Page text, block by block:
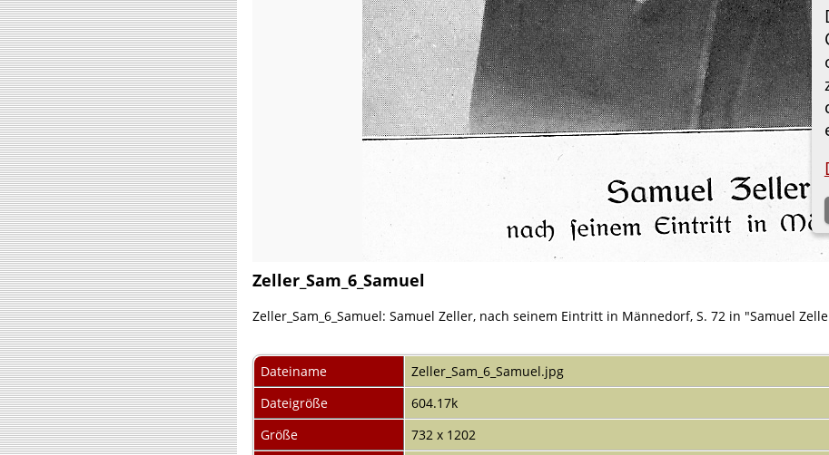
Zeller_Sam_6_Samuel
Zeller_Sam_6_Samuel: Samuel Zeller, nach seinem Eintritt in Männedorf, S. 72 in "Samuel
Dateiname
Zeller_Sam_6_Samuel.jpg
Dateigröße
604.17k
Größe
732 x 1202